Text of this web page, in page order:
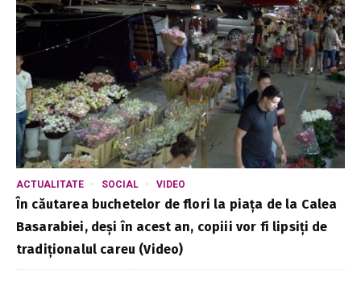
ACTUALITATE SOCIAL VIDEO
În căutarea buchetelor de flori la piața de la Calea
Basarabiei, deși în acest an, copiii vor fi lipsiți de
tradiționalul careu (Video)